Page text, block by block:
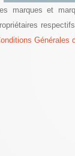
marques et
Générales